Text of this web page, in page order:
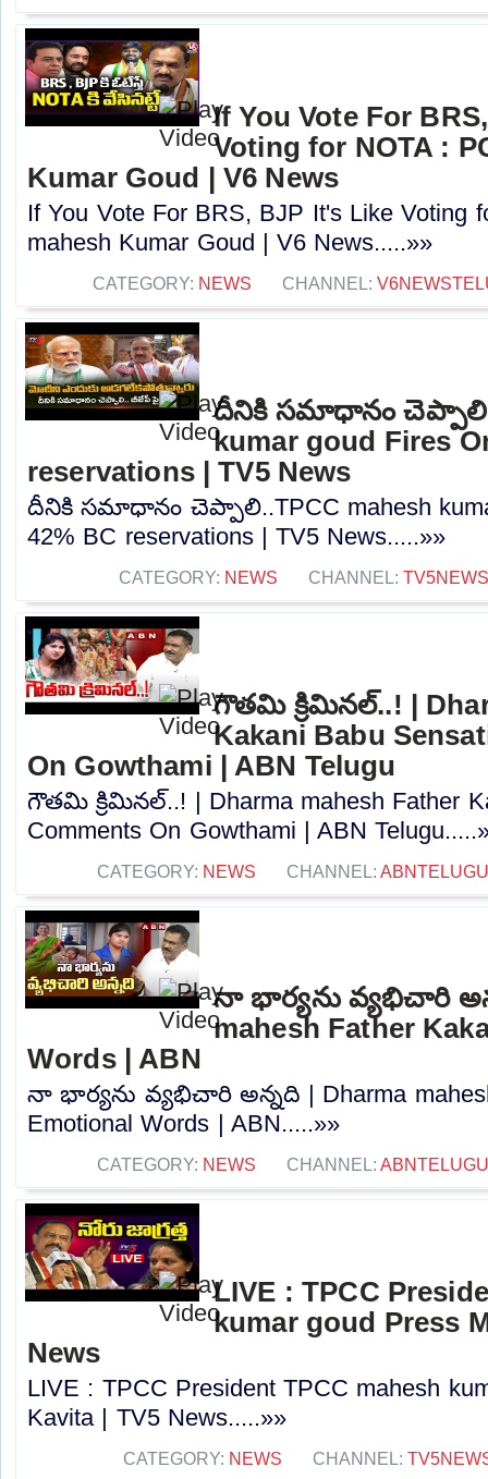
If You Vote For
Voting for NOTA :
Kumar Goud | V6 News
If You Vote For BRS, BJP It's Like Voting
mahesh Kumar Goud | V6 News.....»»
CATEGORY: NEWS CHANNEL:
దీనికి సమాధానం
kumar goud Fires
reservations | TV5 News
దీనికి సమాధానం చెప్పాలి..TPCC mahesh
42% BC reservations | TV5 News.....»»
CATEGORY: NEWS CHANNEL: TV5NEWS
గౌతమి క్రిమినల్..! |
Kakani Babu
On Gowthami | ABN Telugu
గౌతమి క్రిమినల్..! | Dharma mahesh Father
Comments On Gowthami | ABN
CATEGORY: NEWS CHANNEL:
నా భార్యను వ్యభిచారి
mahesh Father
Words | ABN
నా భార్యను వ్యభిచారి అన్నది | Dharma
Emotional Words | ABN.....»»
CATEGORY: NEWS CHANNEL:
LIVE : TPCC
kumar goud Press
News
LIVE : TPCC President TPCC mahesh
Kavita | TV5 News.....»»
CATEGORY: NEWS CHANNEL: